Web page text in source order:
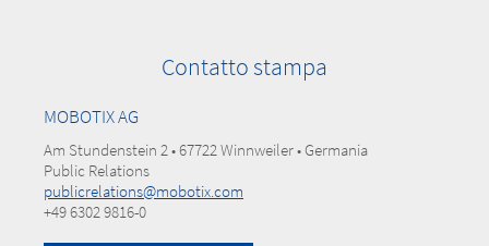
Contatto stampa
MOBOTIX AG
Am Stundenstein 2 • 67722 Winnweiler • Germania
Public Relations
publicrelations@mobotix.com
+49 6302 9816-0